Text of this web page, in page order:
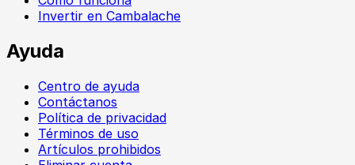
Invertir en Cambalache
Ayuda
Centro de ayuda
Contáctanos
Política de privacidad
Términos de uso
Artículos prohibidos